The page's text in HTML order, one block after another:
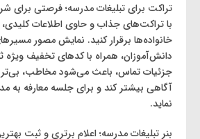
تراکت برای تبلیغات مدرسه؛ فرصتی برای
با تراکت‌های جذاب و حاوی اطلاعات کلیدی،
خانواده‌ها برقرار کنید. نمایش مصور
دانش‌آموزان، همراه با کدهای تخفیف ویژه
جزئیات تماس، باعث می‌شود مخاطب،
آگاهی بیشتر کند و برای جلسه معارفه به
نماید.
بنر تبلیغات مدرسه؛ اعلام برتری و ثبت